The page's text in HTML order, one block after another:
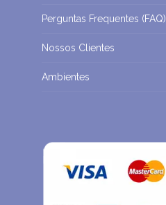
Perguntas Frequentes (FAQ)
Nossos Clientes
Ambientes